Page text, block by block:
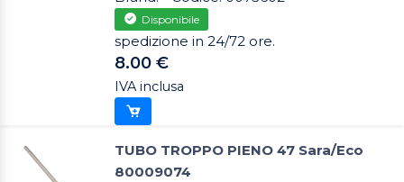
Disponibile
spedizione in 24/72 ore.
8.00 €
IVA inclusa
TUBO TROPPO PIENO 47 Sara/Eco
80009074